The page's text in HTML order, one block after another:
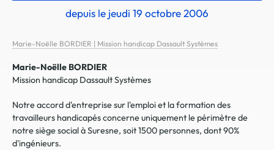
depuis le jeudi 19 octobre 2006
Marie-Noëlle BORDIER | Mission handicap Dassault Systèmes
Marie-Noëlle BORDIER
Mission handicap Dassault Systèmes
Notre accord d'entreprise sur l'emploi et la formation des
travailleurs handicapés concerne uniquement le périmètre de
notre siège social à Suresne, soit 1500 personnes, dont 90%
d'ingénieurs.